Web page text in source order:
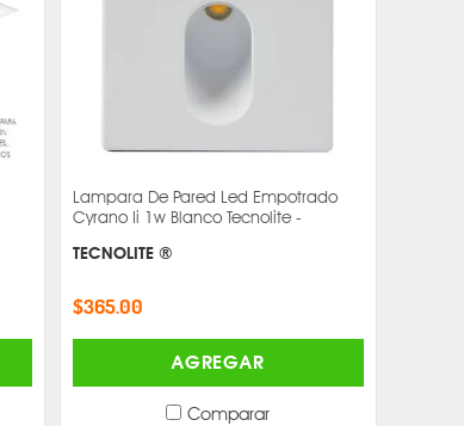
Lampara De Pared Led Empotrado
Cyrano Ii 1w Blanco Tecnolite -
TECNOLITE ®
$365.00
AGREGAR
Comparar